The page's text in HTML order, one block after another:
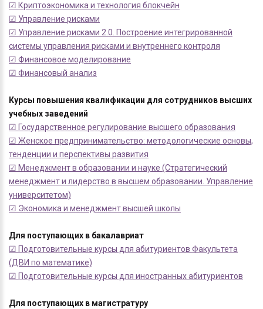
☑ Криптоэкономика и технология блокчейн
☑ Управление рисками
☑ Управление рисками 2.0. Построение интегрированной
системы управления рисками и внутреннего контроля
☑ Финансовое моделирование
☑ Финансовый анализ
Курсы повышения квалификации для сотрудников высших
учебных заведений
☑ Государственное регулирование высшего образования
☑ Женское предпринимательство: методологические основы,
тенденции и перспективы развития
☑ Менеджмент в образовании и науке (Стратегический
менеджмент и лидерство в высшем образовании. Управление
университетом)
☑ Экономика и менеджмент высшей школы
Для поступающих в бакалавриат
☑ Подготовительные курсы для абитуриентов Факультета
(ДВИ по математике)
☑ Подготовительные курсы для иностранных абитуриентов
Для поступающих в магистратуру